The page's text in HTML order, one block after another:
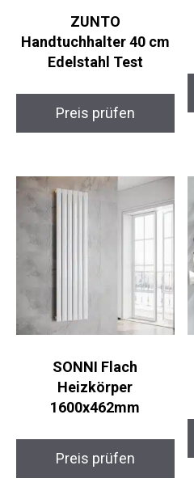
ZUNTO
Handtuchhalter 40 cm
Edelstahl Test
Preis prüfen
SONNI Flach
Heizkörper
1600x462mm
Preis prüfen